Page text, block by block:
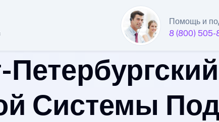
Помощь и
8 (800) 505-
Системы